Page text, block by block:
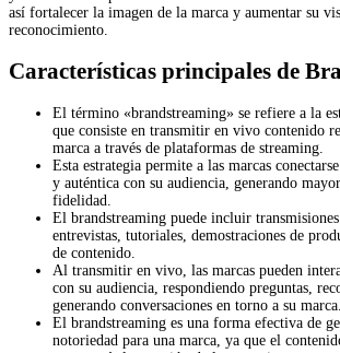
así fortalecer la imagen de la marca y aumentar su
reconocimiento.
Características principales de
El término «brandstreaming» se refiere a la
que consiste en transmitir en vivo contenido
marca a través de plataformas de streaming.
Esta estrategia permite a las marcas
y auténtica con su audiencia, generando
fidelidad.
El brandstreaming puede incluir
entrevistas, tutoriales, demostraciones de
de contenido.
Al transmitir en vivo, las marcas pueden
con su audiencia, respondiendo preguntas,
generando conversaciones en torno a su marca.
El brandstreaming es una forma efectiva de
notoriedad para una marca, ya que el